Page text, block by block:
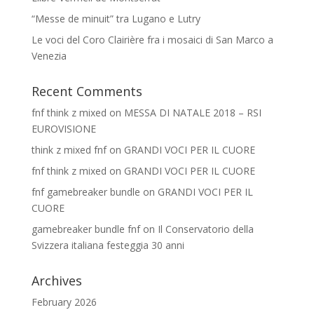
“Messe de minuit” tra Lugano e Lutry
Le voci del Coro Clairière fra i mosaici di San Marco a
Venezia
Recent Comments
fnf think z mixed on MESSA DI NATALE 2018 – RSI
EUROVISIONE
think z mixed fnfon GRANDI VOCI PER IL CUORE
fnf think z mixed on GRANDI VOCI PER IL CUORE
fnf gamebreaker bundle on GRANDI VOCI PER IL
CUORE
gamebreaker bundle fnfon Il Conservatorio della
Svizzera italiana festeggia 30 anni
Archives
February 2026